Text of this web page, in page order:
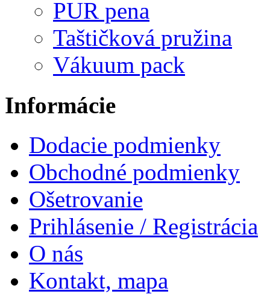
PUR pena
Taštičková pružina
Vákuum pack
Informácie
Dodacie podmienky
Obchodné podmienky
Ošetrovanie
Prihlásenie / Registrácia
O nás
Kontakt, mapa